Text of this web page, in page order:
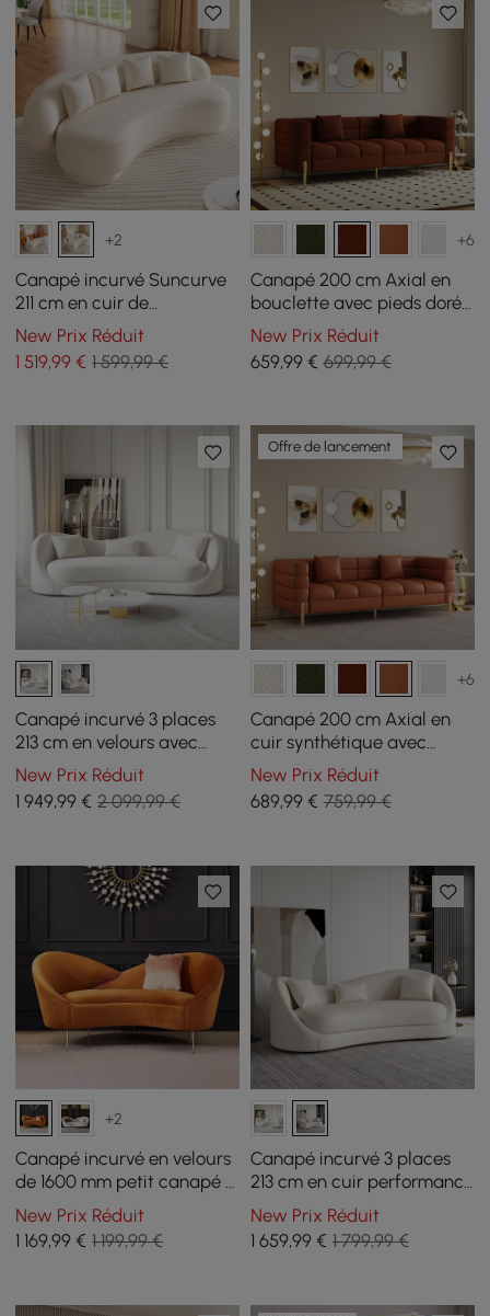
+2
Canapé incurvé Suncurve
211 cm en cuir de
performance avec oreillers
New Prix Réduit
1 519,99 € 1 599,99 €
+6
Canapé 200 cm Axial en
bouclette avec pieds dorés
et coussins
New Prix Réduit
659,99€ 699,99 €
Canapé incurvé 3 places
213 cm en velours avec
coussins
New Prix Réduit
1 949,99 € 2 099,99 €
Offre de lancement
+6
Canapé 200 cm Axial en
cuir synthétique avec
pieds dorés et coussins
New Prix Réduit
689,99€ 759,99 €
+2
Canapé incurvé en velours
de 1600 mm petit canapé 3
places avec rembourrage
arrière incurvé en orange
New Prix Réduit
1 169,99 € 1 199,99 €
Canapé incurvé 3 places
213 cm en cuir performance
avec coussins
New Prix Réduit
1 659,99€ 1 799,99 €